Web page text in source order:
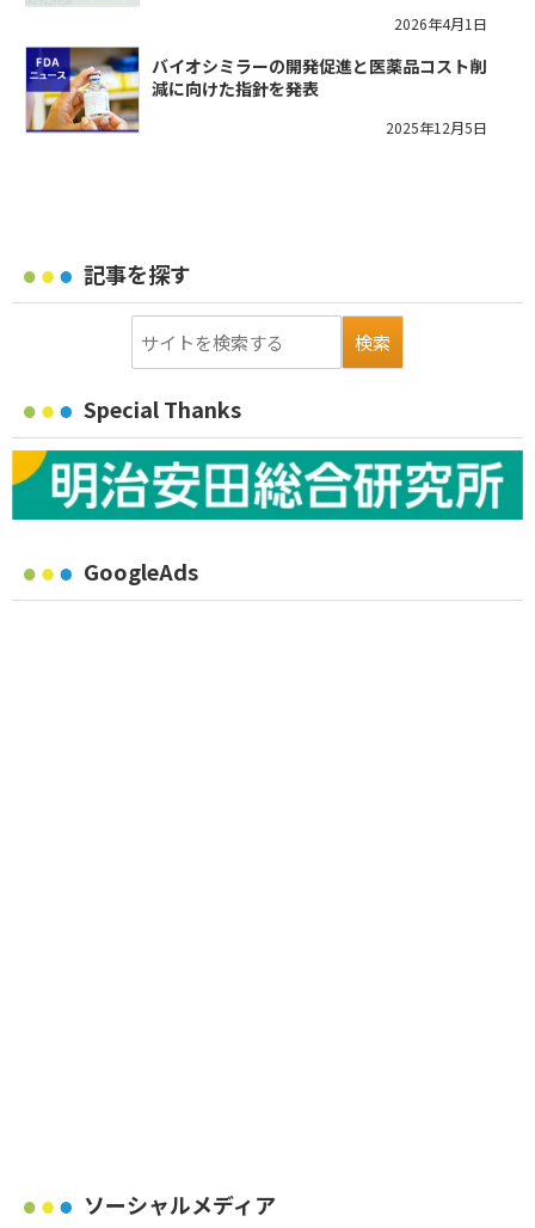
2026年4月1日
バイオシミラーの開発促進と医薬品コスト削
減に向けた指針を発表
2025年12月5日
記事を探す
Special Thanks
GoogleAds
ソーシャルメディア